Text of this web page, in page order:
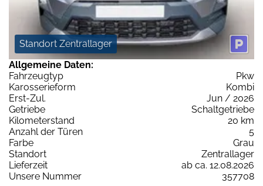
Standort Zentrallager
Allgemeine Daten:
Fahrzeugtyp
Pkw
Karosserieform
Kombi
Erst-Zul.
Jun / 2026
Getriebe
Schaltgetriebe
Kilometerstand
20 km
Anzahl der Türen
5
Farbe
Grau
Standort
Zentrallager
Lieferzeit
ab ca. 12.08.2026
Unsere Nummer
357708